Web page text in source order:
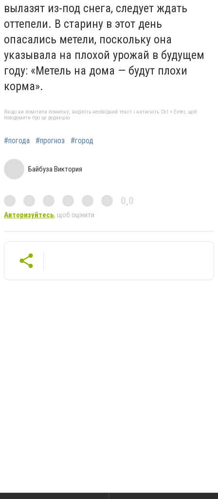
вылазят из-под снега, следует ждать
оттепели. В старину в этот день
опасались метели, поскольку она
указывала на плохой урожай в будущем
году: «Метель на дома — будут плохи
корма».
Якщо ви помітили помилку, виділіть необхідний текст і натисніть Ctrl + Enter, щоб
повідомити про це редакцію
#погода #прогноз #город
Байбуза Виктория
0,0
Авторизуйтесь, щоб оцінити